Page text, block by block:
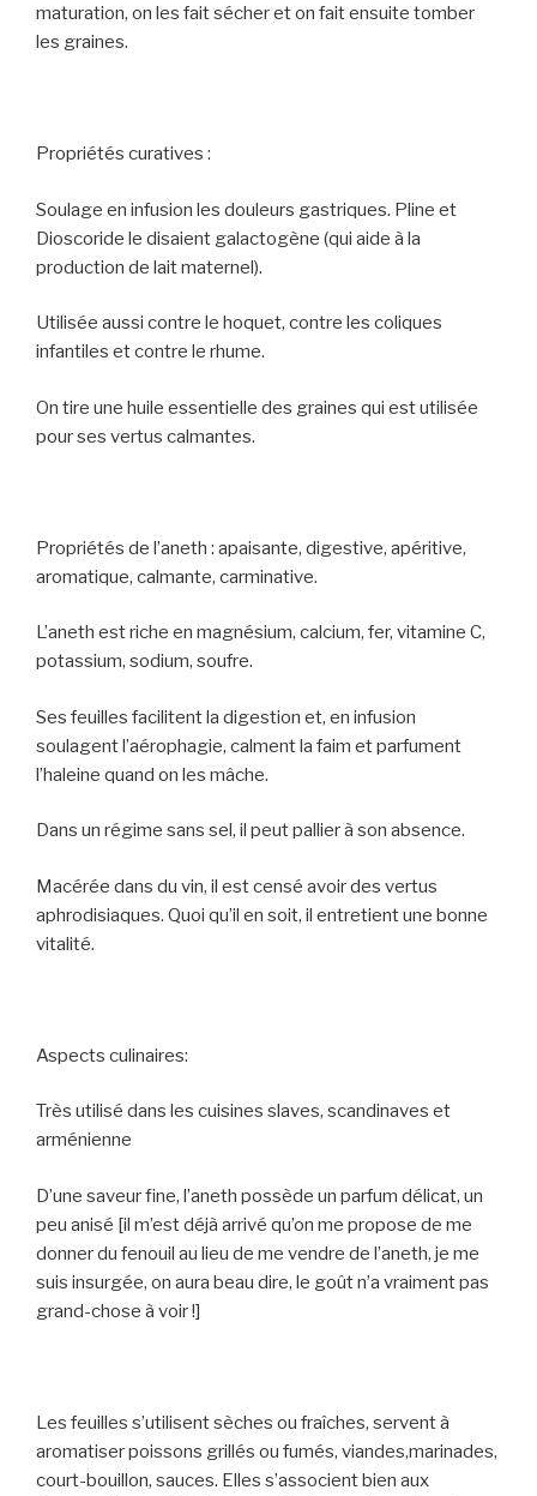
maturation, on les fait sécher et on fait ensuite tomber
les graines.
Propriétés curatives :
Soulage en infusion les douleurs gastriques. Pline et
Dioscoride le disaient galactogène (qui aide à la
production de lait maternel).
Utilisée aussi contre le hoquet, contre les coliques
infantiles et contre le rhume.
On tire une huile essentielle des graines qui est utilisée
pour ses vertus calmantes.
Propriétés de l’aneth : apaisante, digestive, apéritive,
aromatique, calmante, carminative.
L’aneth est riche en magnésium, calcium, fer, vitamine C,
potassium, sodium, soufre.
Ses feuilles facilitent la digestion et, en infusion
soulagent l’aérophagie, calment la faim et parfument
l’haleine quand on les mâche.
Dans un régime sans sel, il peut pallier à son absence.
Macérée dans du vin, il est censé avoir des vertus
aphrodisiaques. Quoi qu’il en soit, il entretient une bonne
vitalité.
Aspects culinaires:
Très utilisé dans les cuisines slaves, scandinaves et
arménienne
D’une saveur fine, l’aneth possède un parfum délicat, un
peu anisé [il m’est déjà arrivé qu’on me propose de me
donner du fenouil au lieu de me vendre de l’aneth, je me
suis insurgée, on aura beau dire, le goût n’a vraiment pas
grand-chose à voir !]
Les feuilles s’utilisent sèches ou fraîches, servent à
aromatiser poissons grillés ou fumés, viandes,marinades,
court-bouillon, sauces. Elles s’associent bien aux